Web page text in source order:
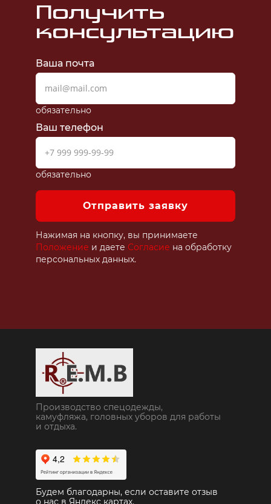
Получить
консультацию
Ваша почта
обязательно
Ваш телефон
обязательно
Отправить заявку
Нажимая на кнопку, вы принимаете
Положение и даете Согласие на обработку
персональных данных.
Производство спецодежды,
камуфляжа, головных уборов для работы
и отдыха.
Будем благодарны, если оставите отзыв
о нас в Яндекс картах.